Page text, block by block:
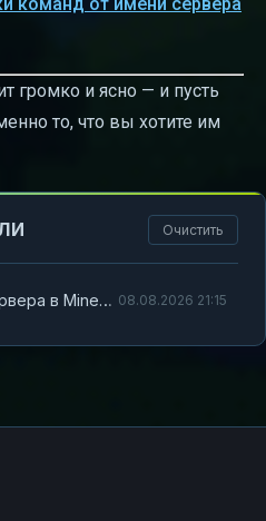
громко и ясно — и пусть
то, что вы хотите им
Очистить
Как сказать от имени сервера в Minecraft 08.08.2026 21:15